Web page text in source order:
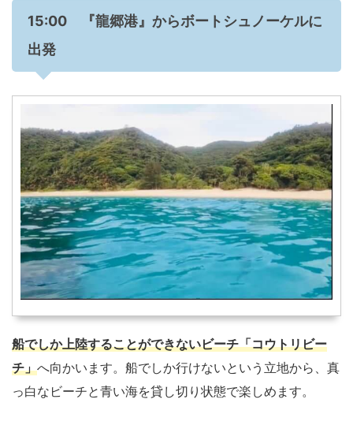
15:00 『龍郷港』からボートシュノーケルに
出発
船でしか上陸することができないビーチ「コウトリビー
チ」へ向かいます。船でしか行けないという立地から、真
っ白なビーチと青い海を貸し切り状態で楽しめます。